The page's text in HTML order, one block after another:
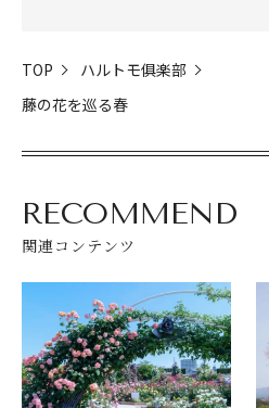
TOP
ハルトモ俱楽部
藤の花を巡る春
RECOMMEND
関連コンテンツ